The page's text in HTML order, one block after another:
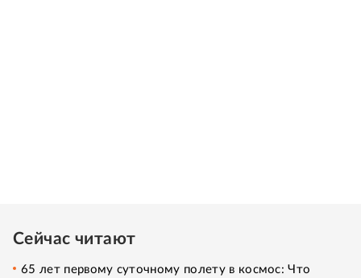
Сейчас читают
65 лет первому суточному полету в космос: Что